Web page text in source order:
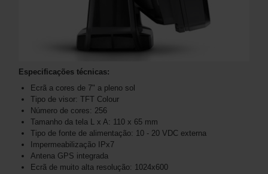
Especificações técnicas:
Ecrã a cores de 7" a pleno sol
Tipo de visor: TFT Colour
Número de cores: 256
Tamanho da tela L x A: 110 x 65 mm
Tipo de fonte de alimentação: 10 - 20 VDC externa
Impermeabilização IPx7
Antena GPS integrada
Ecrã de muito alta resolução: 1024x600